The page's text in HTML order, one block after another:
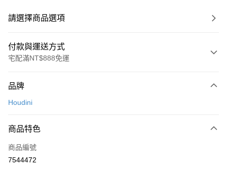
請選擇商品選項
付款與運送方式
宅配滿NT$888免運
信用卡一次付款
悠遊付
AFTEE先享後付
相關說明
品牌
Houdini
商品特色
商品編號
7544472